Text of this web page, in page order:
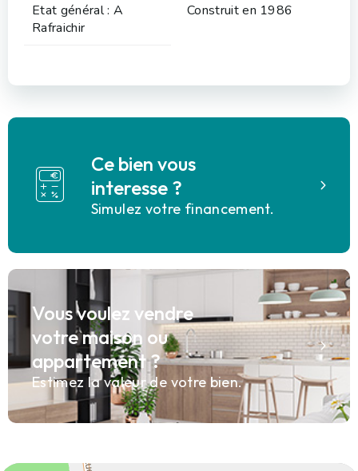
Etat général : A
Rafraichir
Construit en 1986
Ce bien vous
interesse ?
Simulez votre financement.
Vous voulez vendre
votre maison ou
appartement ?
Estimez la valeur de votre bien.